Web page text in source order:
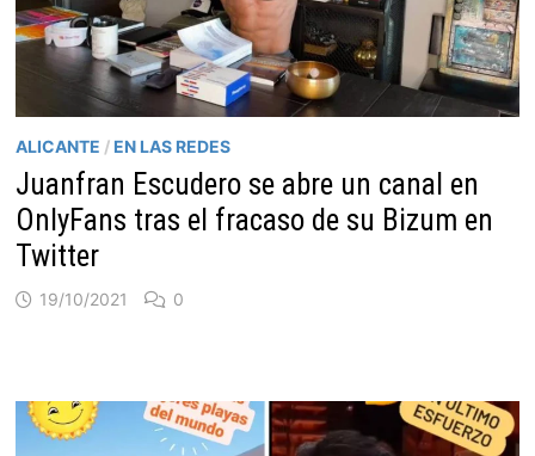
ALICANTE / EN LAS REDES
Juanfran Escudero se abre un canal en
OnlyFans tras el fracaso de su Bizum en
Twitter
19/10/2021 0